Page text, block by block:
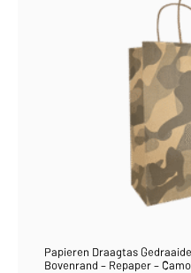
Papieren Draagtas
Bovenrand – Repaper –